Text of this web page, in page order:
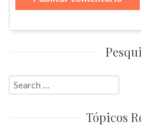
Search
for:
Tópicos